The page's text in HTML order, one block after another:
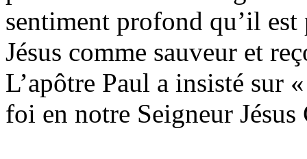
sentiment profond qu’il est
Jésus comme sauveur et
L’apôtre Paul a insisté sur
foi en notre Seigneur